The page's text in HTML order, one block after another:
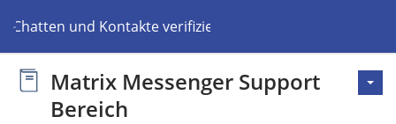
Chatten und Kontakte verifizieren
Matrix Messenger Support
Bereich